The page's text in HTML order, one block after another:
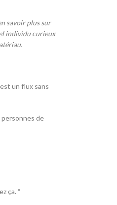
savoir plus sur
individu curieux
un flux sans
personnes de
ça. “